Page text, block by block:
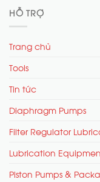
HỖ TRỢ
Trang chủ
Tools
Tin tức
Diaphragm Pumps
Filter Regulator
Lubrication
Piston Pumps &